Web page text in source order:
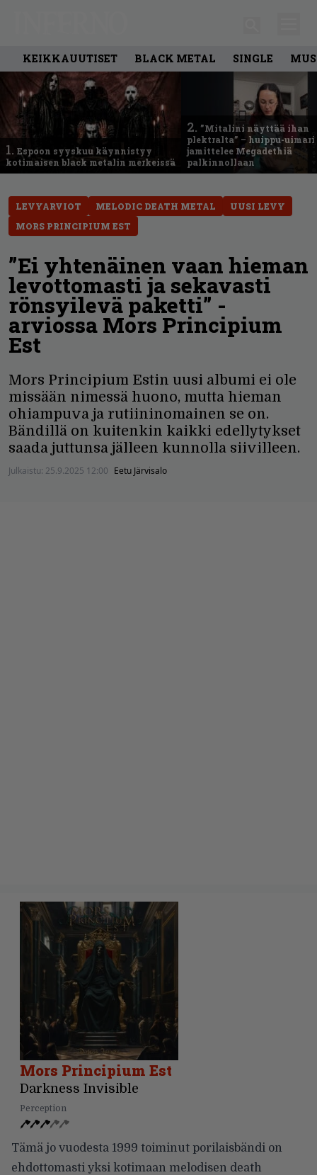
KEIKKAUUTISET BLACK METAL SINGLE
1. Espoon syyskuu käynnistyy
kotimaisen black metalin merkeissä
2. ”Mitalini näyttää ihan
plektralta” – huippu-uimari
jamittelee Megadethiä
palkinnollaan
LEVYARVIOT MELODIC DEATH METAL
UUSI LEVY
MORS PRINCIPIUM EST
”Ei yhtenäinen vaan hieman
levottomasti ja sekavasti
rönsyilevä paketti” -
arviossa Mors Principium
Est
Mors Principium Estin uusi albumi ei ole
missään nimessä huono, mutta hieman
ohiampuva ja rutiininomainen se on.
Bändillä on kuitenkin kaikki edellytykset
saada juttunsa jälleen kunnolla siivilleen.
Julkaistu: 25.9.2025 12:00 Eetu Järvisalo
Mors Principium Est
Darkness Invisible
Perception
Tämä jo vuodesta 1999 toiminut porilaisbändi on
ehdottomasti yksi kotimaan melodisen death